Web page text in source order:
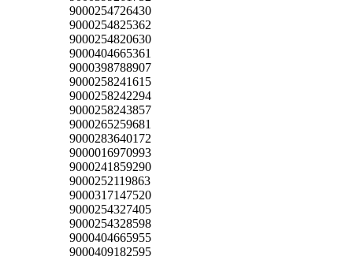
9000254726430
9000254825362
9000254820630
9000404665361
9000398788907
9000258241615
9000258242294
9000258243857
9000265259681
9000283640172
9000016970993
9000241859290
9000252119863
9000317147520
9000254327405
9000254328598
9000404665955
9000409182595